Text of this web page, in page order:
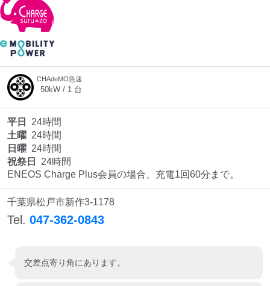
CHAdeMO急速
50kW / 1 台
平日
24時間
土曜 24時間
日曜 24時間
祝祭日
24時間
ENEOS Charge Plus会員の場合、充電1回60分まで。
千葉県松戸市新作3-1178
Tel. 047-362-0843
交差点寄り角にあります。